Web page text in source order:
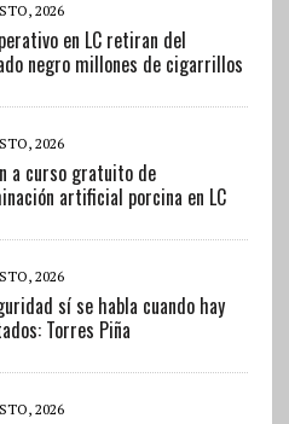
2026
en LC retiran del
negro millones de cigarrillos
2026
a curso gratuito de
artificial porcina en LC
2026
sí se habla cuando hay
Torres Piña
2026